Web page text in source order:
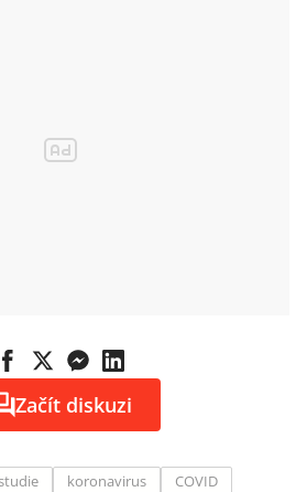
Začít diskuzi
koronavirus
COVID